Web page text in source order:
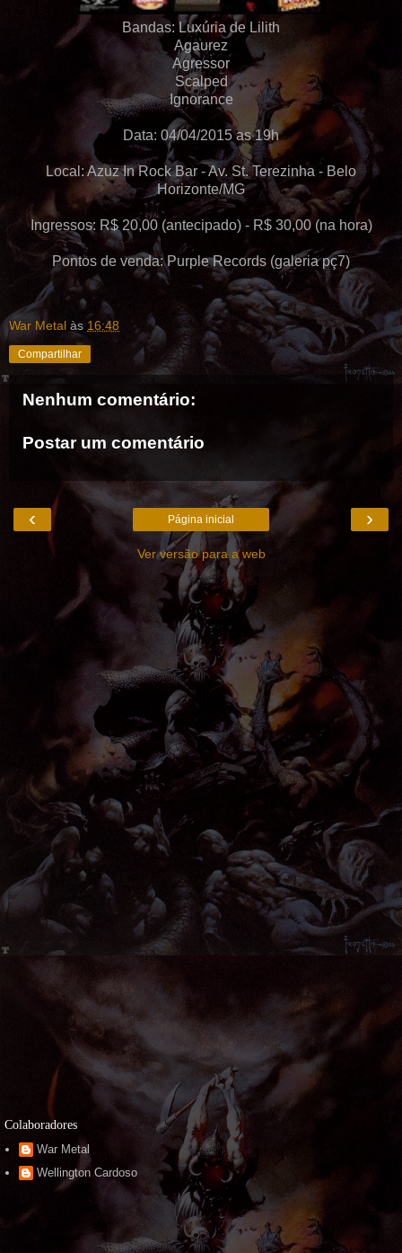
Bandas: Luxúria de Lilith
Agaurez
Agressor
Scalped
Ignorance
Data: 04/04/2015 as 19h
Local: Azuz In Rock Bar - Av. St. Terezinha - Belo
Horizonte/MG
Ingressos: R$ 20,00 (antecipado) - R$ 30,00 (na hora)
Pontos de venda: Purple Records (galeria pç7)
War Metal às 16:48
Compartilhar
Nenhum comentário:
Postar um comentário
‹ ›
Página inicial
Ver versão para a web
Colaboradores
War Metal
Wellington Cardoso